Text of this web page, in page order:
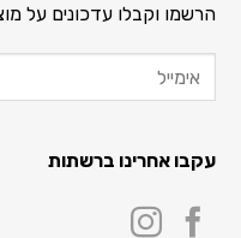
הרשמו וקבלו עדכונים על
עקבו אחרינו ברשתות